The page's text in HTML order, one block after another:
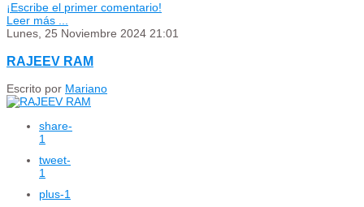
¡Escribe el primer comentario!
Leer más ...
Lunes, 25 Noviembre 2024 21:01
RAJEEV RAM
Escrito por Mariano
share-
1
tweet-
1
plus-1